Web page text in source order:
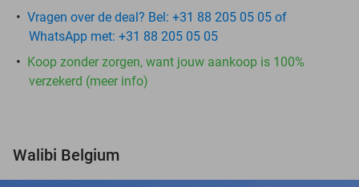
Vragen over de deal? Bel: +31 88 205 05 05 of
WhatsApp met: +31 88 205 05 05
Koop zonder zorgen, want jouw aankoop is 100%
verzekerd (meer info)
Walibi Belgium